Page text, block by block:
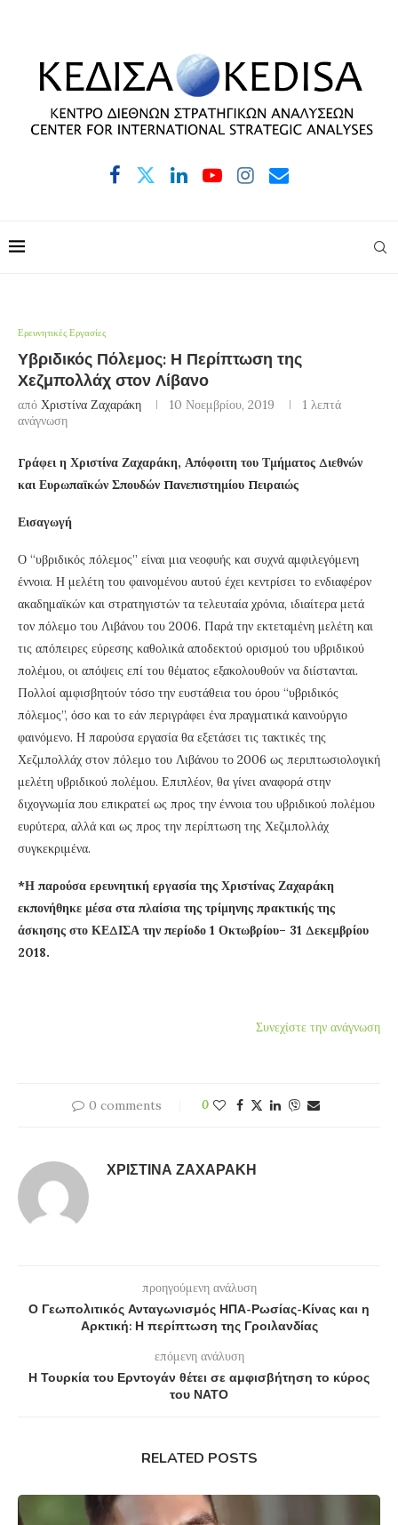
Ερευνητικές Εργασίες
Υβριδικός Πόλεμος: Η Περίπτωση της
Χεζμπολλάχ στον Λίβανο
από Χριστίνα Ζαχαράκη 10 Νοεμβρίου, 2019
1 λεπτά
ανάγνωση
Γράφει η Χριστίνα Ζαχαράκη, Απόφοιτη του Τμήματος Διεθνών
και Ευρωπαϊκών Σπουδών Πανεπιστημίου Πειραιώς
Εισαγωγή
Ο “υβριδικός πόλεμος” είναι μια νεοφυής και συχνά αμφιλεγόμενη
έννοια. Η μελέτη του φαινομένου αυτού έχει κεντρίσει το ενδιαφέρον
ακαδημαϊκών και στρατηγιστών τα τελευταία χρόνια, ιδιαίτερα μετά
τον πόλεμο του Λιβάνου του 2006. Παρά την εκτεταμένη μελέτη και
τις απόπειρες εύρεσης καθολικά αποδεκτού ορισμού του υβριδικού
πολέμου, οι απόψεις επί του θέματος εξακολουθούν να διίστανται.
Πολλοί αμφισβητούν τόσο την ευστάθεια του όρου “υβριδικός
πόλεμος”, όσο και το εάν περιγράφει ένα πραγματικά καινούργιο
φαινόμενο. Η παρούσα εργασία θα εξετάσει τις τακτικές της
Χεζμπολλάχ στον πόλεμο του Λιβάνου το 2006 ως περιπτωσιολογική
μελέτη υβριδικού πολέμου. Επιπλέον, θα γίνει αναφορά στην
διχογνωμία που επικρατεί ως προς την έννοια του υβριδικού πολέμου
ευρύτερα, αλλά και ως προς την περίπτωση της Χεζμπολλάχ
συγκεκριμένα.
*Η παρούσα ερευνητική εργασία της Χριστίνας Ζαχαράκη
εκπονήθηκε μέσα στα πλαίσια της τρίμηνης πρακτικής της
άσκησης στο ΚΕΔΙΣΑ την περίοδο 1 Οκτωβρίου– 31 Δεκεμβρίου
2018.
Συνεχίστε την ανάγνωση
0 comments 0
ΧΡΙΣΤΊΝΑ ΖΑΧΑΡΆΚΗ
προηγούμενη ανάλυση
Ο Γεωπολιτικός Ανταγωνισμός ΗΠΑ-Ρωσίας-Κίνας και η
Αρκτική: Η περίπτωση της Γροιλανδίας
επόμενη ανάλυση
Η Τουρκία του Ερντογάν θέτει σε αμφισβήτηση το κύρος
του ΝΑΤΟ
RELATED POSTS